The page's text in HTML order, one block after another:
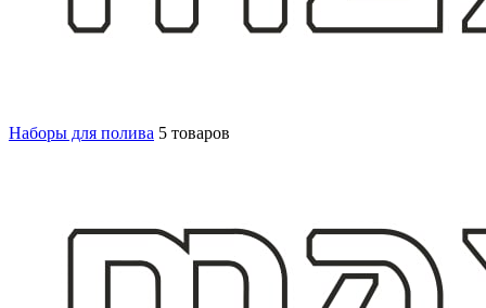
Наборы для полива 5 товаров